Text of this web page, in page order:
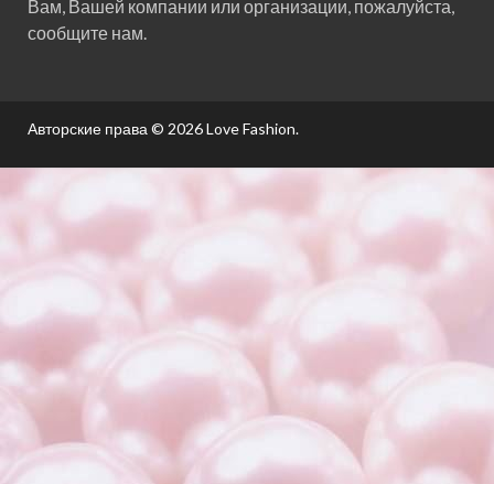
Вам, Вашей компании или организации, пожалуйста,
сообщите нам.
Авторские права © 2026Love Fashion.